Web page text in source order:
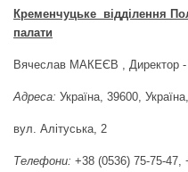
Кременчуцьке відділення
палати
Вячеслав МАКЕЄВ , Директор -
Адреса: Україна, 39600,
вул. Алітуська, 2
Телефони: +38 (0536) 75-75-47,